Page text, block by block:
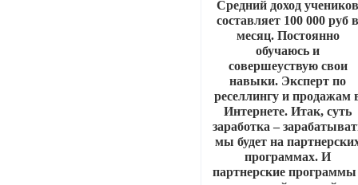
Средний доход
составляет 100 000 руб
месяц. Постоянно
обучаюсь и
совершеyствую свои
навыки. Эксперт по
реселлингу и продажам
Интернете. Итак, суть
заработка –
мы будет на
программах. И
партнерские программы